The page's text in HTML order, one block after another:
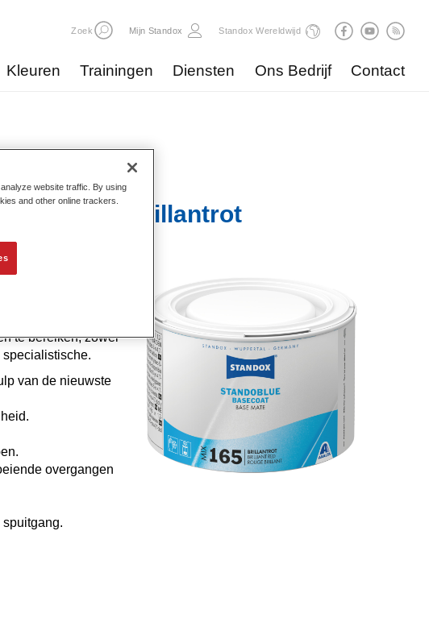
Zoek Mijn Standox Standox Wereldwijd
Kleuren Trainingen Diensten Ons Bedrijf Contact
Mix 165 Brillantrot
hoogste
ons DNA zitten.
te bereiken, zowel
van de nieuwste
overgangen
website traffic. By using
and other online trackers.